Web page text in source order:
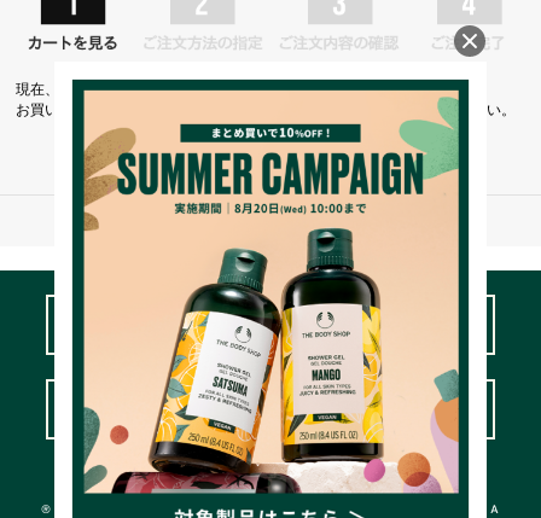
現在、カートには商品が入っておりません。
お買い物を続けるには下の 「お買い物を続ける」 をクリックしてください。
お買い物を続ける
※ご注文手続き中の通信は、SSLによりすべて暗号化されます。
LOVE YOUR BODY™カスタマークラブ
よくあるご質問＆お問い合わせ
© THE BODY SHOP INTERNATIONAL LIMITED
® A REGISTERED TRADEMARK OF THE BODY SHOP INTERNATIONAL LIMITED; A